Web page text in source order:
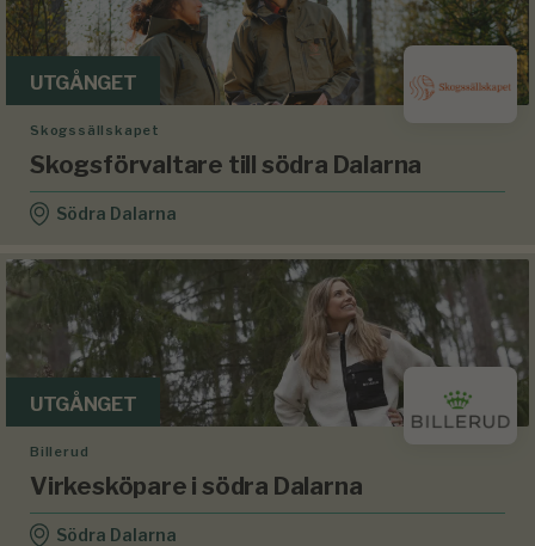
UTGÅNGET
Skogssällskapet
Skogsförvaltare till södra Dalarna
Södra Dalarna
UTGÅNGET
Billerud
Virkesköpare i södra Dalarna
Södra Dalarna